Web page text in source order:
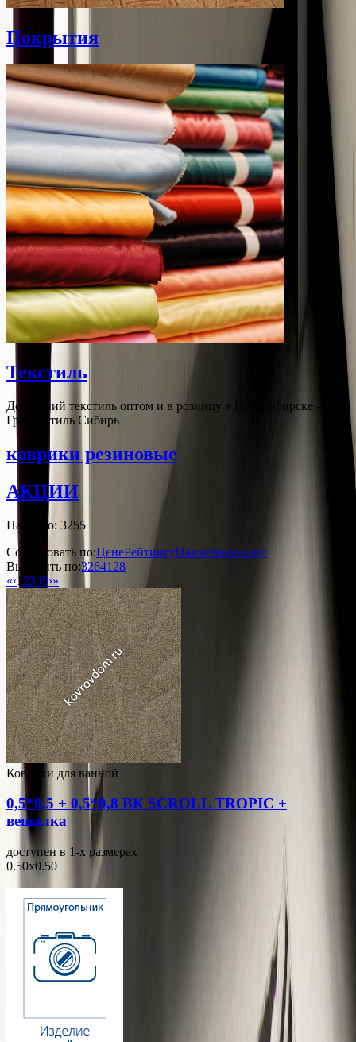
Покрытия
Текстиль
Домашний текстиль оптом и в розницу в Новосибирске -
Гранд Стиль Сибирь
коврики резиновые
АКЦИИ
Найдено: 3255
Сортировать по:ЦенеРейтингуНаименованию↑
Выводить по:3264128
«‹1 2345›»
Коврики для ванной
0,5*0,5 + 0,5*0,8 ВК SCROLL TROPIC +
вешалка
доступен в 1-x размерах
0.50x0.50